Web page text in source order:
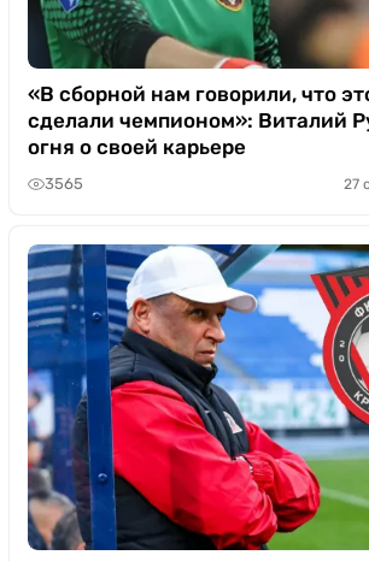
«В сборной нам говорили, что
сделали чемпионом»: Виталий
огня о своей карьере
3565 27